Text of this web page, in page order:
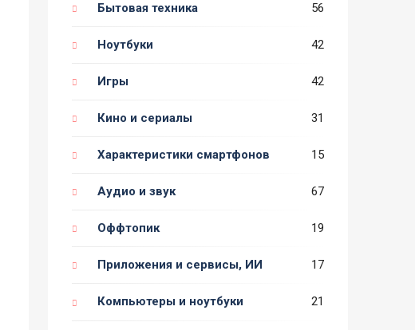
Бытовая техника 56
Ноутбуки 42
Игры 42
Кино и сериалы 31
Характеристики смартфонов 15
Аудио и звук 67
Оффтопик 19
Приложения и сервисы, ИИ 17
Компьютеры и ноутбуки 21